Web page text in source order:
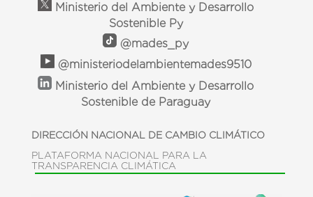
Ministerio del Ambiente y Desarrollo
Sostenible Py
@mades_py
@ministeriodelambientemades9510
Ministerio del Ambiente y Desarrollo
Sostenible de Paraguay
DIRECCIÓN NACIONAL DE CAMBIO CLIMÁTICO
PLATAFORMA NACIONAL PARA LA
TRANSPARENCIA CLIMÁTICA